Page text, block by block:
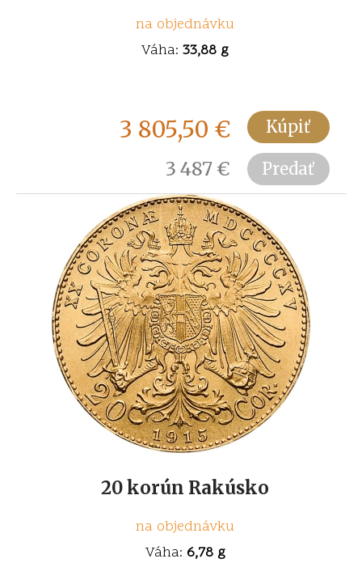
na objednávku
Váha: 33,88 g
3 805,50 €
3 487 €
Kúpiť
Predať
20 korún Rakúsko
na objednávku
Váha: 6,78 g